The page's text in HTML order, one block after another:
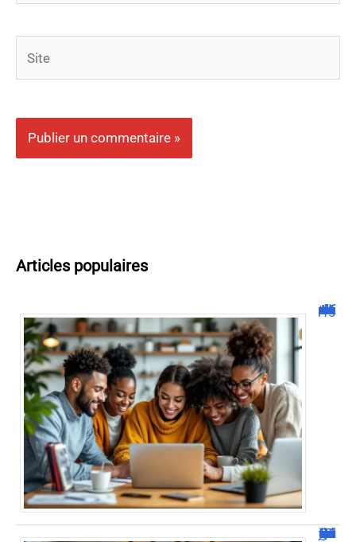
Articles populaires
Malgrim com : tout ce que vous devez savoir sur la plateforme !
JetPunk : Quiz et jeux de culture générale